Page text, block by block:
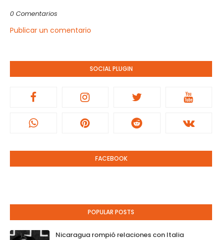
0 Comentarios
Publicar un comentario
SOCIAL PLUGIN
FACEBOOK
POPULAR POSTS
Nicaragua rompió relaciones con Italia